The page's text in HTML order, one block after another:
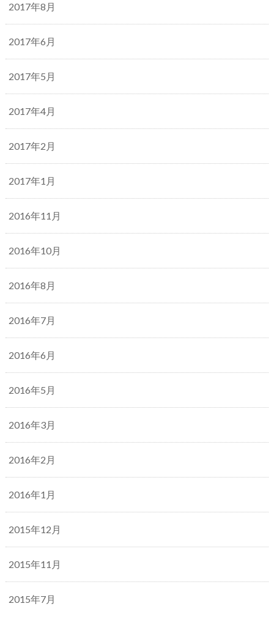
2017年8月
2017年6月
2017年5月
2017年4月
2017年2月
2017年1月
2016年11月
2016年10月
2016年8月
2016年7月
2016年6月
2016年5月
2016年3月
2016年2月
2016年1月
2015年12月
2015年11月
2015年7月